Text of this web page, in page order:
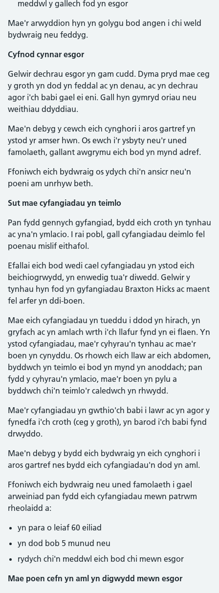
meddwl y gallech fod yn esgor
Mae'r arwyddion hyn yn golygu bod angen i chi weld
bydwraig neu feddyg.
Cyfnod cynnar esgor
Gelwir dechrau esgor yn gam cudd. Dyma pryd mae ceg
y groth yn dod yn feddal ac yn denau, ac yn dechrau
agor i'ch babi gael ei eni. Gall hyn gymryd oriau neu
weithiau ddyddiau.
Mae'n debyg y cewch eich cynghori i aros gartref yn
ystod yr amser hwn. Os ewch i'r ysbyty neu'r uned
famolaeth, gallant awgrymu eich bod yn mynd adref.
Ffoniwch eich bydwraig os ydych chi'n ansicr neu'n
poeni am unrhyw beth.
Sut mae cyfangiadau yn teimlo
Pan fydd gennych gyfangiad, bydd eich croth yn tynhau
ac yna'n ymlacio. I rai pobl, gall cyfangiadau deimlo fel
poenau mislif eithafol.
Efallai eich bod wedi cael cyfangiadau yn ystod eich
beichiogrwydd, yn enwedig tua'r diwedd. Gelwir y
tynhau hyn fod yn gyfangiadau Braxton Hicks ac maent
fel arfer yn ddi-boen.
Mae eich cyfangiadau yn tueddu i ddod yn hirach, yn
gryfach ac yn amlach wrth i'ch llafur fynd yn ei flaen. Yn
ystod cyfangiadau, mae'r cyhyrau'n tynhau ac mae'r
boen yn cynyddu. Os rhowch eich llaw ar eich abdomen,
byddwch yn teimlo ei bod yn mynd yn anoddach; pan
fydd y cyhyrau'n ymlacio, mae'r boen yn pylu a
byddwch chi'n teimlo'r caledwch yn rhwydd.
Mae'r cyfangiadau yn gwthio'ch babi i lawr ac yn agor y
fynedfa i'ch croth (ceg y groth), yn barod i'ch babi fynd
drwyddo.
Mae'n debyg y bydd eich bydwraig yn eich cynghori i
aros gartref nes bydd eich cyfangiadau'n dod yn aml.
Ffoniwch eich bydwraig neu uned famolaeth i gael
arweiniad pan fydd eich cyfangiadau mewn patrwm
rheolaidd a:
yn para o leiaf 60 eiliad
yn dod bob 5 munud neu
rydych chi'n meddwl eich bod chi mewn esgor
Mae poen cefn yn aml yn digwydd mewn esgor